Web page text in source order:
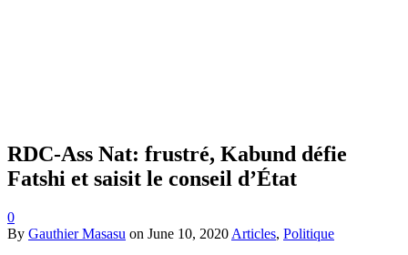
RDC-Ass Nat: frustré, Kabund défie
Fatshi et saisit le conseil d’État
0
By Gauthier Masasu on June 10, 2020 Articles, Politique